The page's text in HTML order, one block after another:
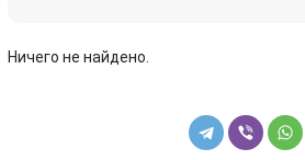
Ничего не найдено.